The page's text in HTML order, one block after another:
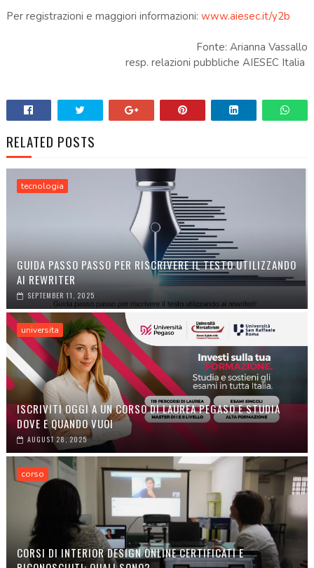
Per registrazioni e maggiori informazioni: www.aiesec.it/y2b
Fonte: Arianna Vassallo
resp. relazioni pubbliche AIESEC Italia
RELATED POSTS
tecnologia
GUIDA PASSO PASSO PER RISCRIVERE IL TESTO UTILIZZANDO
AI REWRITER
SEPTEMBER 11, 2025
universita
ISCRIVITI OGGI A UN CORSO DI LAUREA PEGASO E STUDIA
DOVE E QUANDO VUOI
AUGUST 28, 2025
corso
CORSI DI INTERIOR DESIGN ONLINE CERTIFICATI E